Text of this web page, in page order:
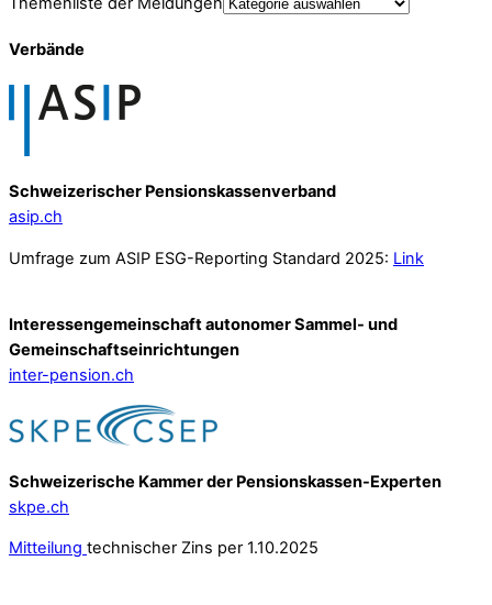
Verbände
Schweizerischer Pensionskassenverband
asip.ch
Umfrage zum ASIP ESG-Reporting Standard 2025: Link
Interessengemeinschaft autonomer Sammel- und
Gemeinschafts­einrichtungen
inter-pension.ch
Schweizerische Kammer der Pensionskassen-Experten
skpe.ch
Mitteilung technischer Zins per 1.10.2025